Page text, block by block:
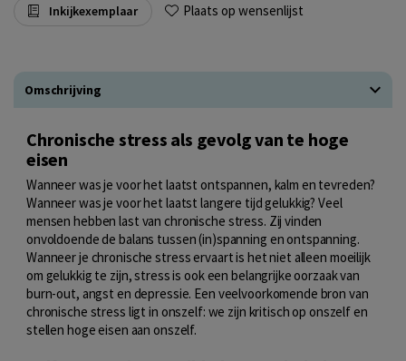
Inkijkexemplaar Plaats op wensenlijst
Omschrijving
Chronische stress als gevolg van te hoge
eisen
Wanneer was je voor het laatst ontspannen, kalm en tevreden?
Wanneer was je voor het laatst langere tijd gelukkig? Veel
mensen hebben last van chronische stress. Zij vinden
onvoldoende de balans tussen (in)spanning en ontspanning.
Wanneer je chronische stress ervaart is het niet alleen moeilijk
om gelukkig te zijn, stress is ook een belangrijke oorzaak van
burn-out, angst en depressie. Een veelvoorkomende bron van
chronische stress ligt in onszelf: we zijn kritisch op onszelf en
stellen hoge eisen aan onszelf.